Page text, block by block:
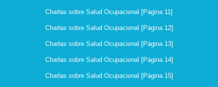
Charlas sobre Salud Ocupacional [Página 11]
Charlas sobre Salud Ocupacional [Página 12]
Charlas sobre Salud Ocupacional [Página 13]
Charlas sobre Salud Ocupacional [Página 14]
Charlas sobre Salud Ocupacional [Página 15]